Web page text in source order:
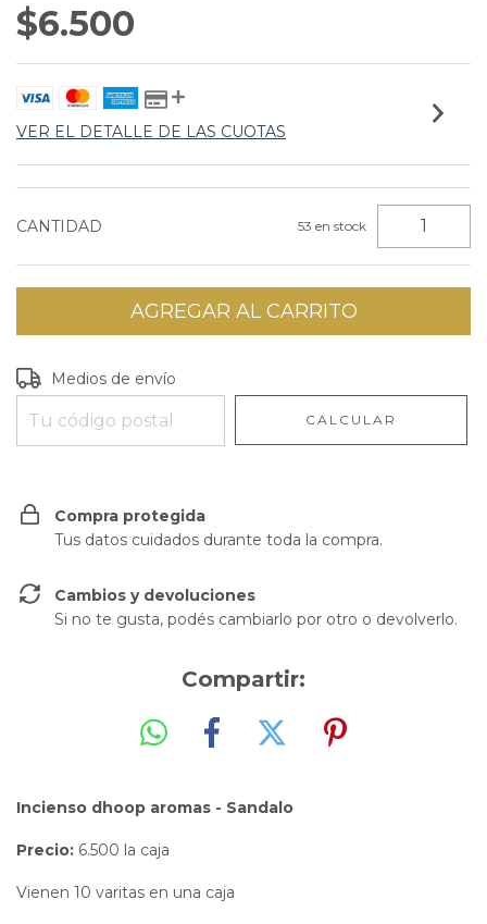
$6.500
VER EL DETALLE DE LAS CUOTAS
CANTIDAD 53 en stock
Entregas para el CP:
Medios de envío
CALCULAR
Compra protegida
Tus datos cuidados durante toda la compra.
Cambios y devoluciones
Si no te gusta, podés cambiarlo por otro o devolverlo.
Compartir:
Incienso dhoop aromas - Sandalo
Precio: 6.500 la caja
Vienen 10 varitas en una caja